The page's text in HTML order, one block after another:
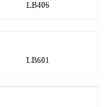
LB406
LB601